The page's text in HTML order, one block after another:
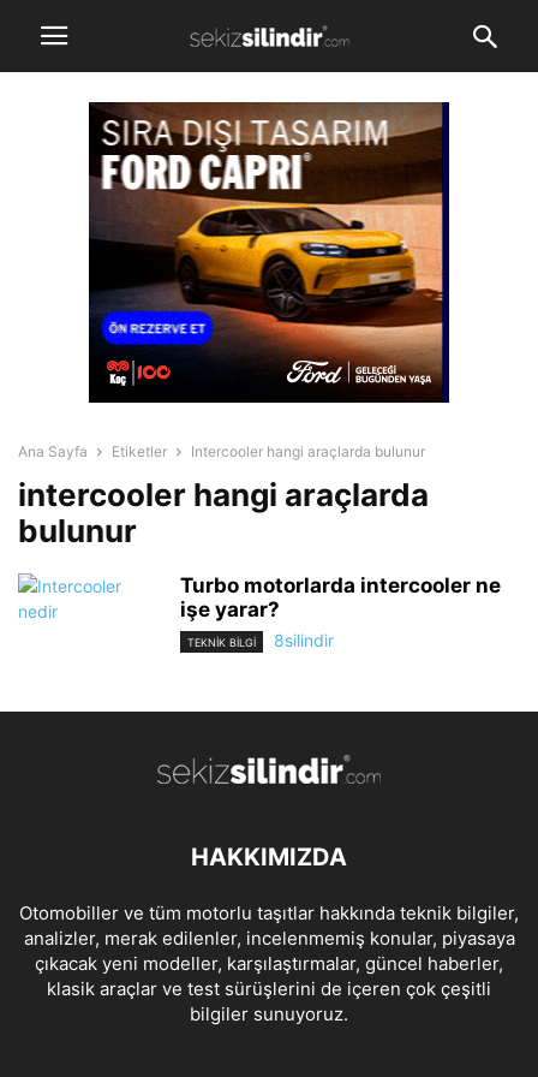
Ana Sayfa Etiketler Intercooler hangi araçlarda bulunur
intercooler hangi araçlarda
bulunur
Turbo motorlarda intercooler ne
işe yarar?
TEKNİK BİLGİ 8silindir
HAKKIMIZDA
Otomobiller ve tüm motorlu taşıtlar hakkında teknik bilgiler,
analizler, merak edilenler, incelenmemiş konular, piyasaya
çıkacak yeni modeller, karşılaştırmalar, güncel haberler,
klasik araçlar ve test sürüşlerini de içeren çok çeşitli
bilgiler sunuyoruz.